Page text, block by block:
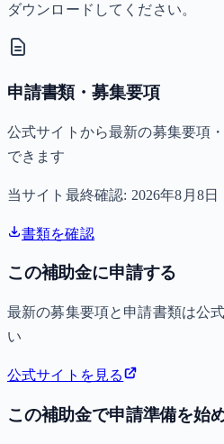
ダウンロードしてください。
申請書類・募集要項
公式サイトから最新の募集要項
できます
当サイト最終確認: 2026年8月8日
書類を確認
この補助金に申請する
最新の募集要項と申請書類は公
い
公式サイトを見る
この補助金で申請準備を始